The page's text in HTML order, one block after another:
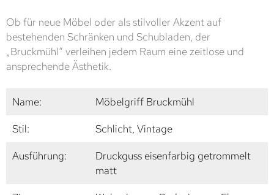
Ob für neue Möbel oder als stilvoller Akzent auf
bestehenden Schränken und Schubladen, der
„Bruckmühl“ verleihen jedem Raum eine zeitlose und
ansprechende Ästhetik.
Name:
Möbelgriff Bruckmühl
Stil:
Schlicht, Vintage
Ausführung:
Druckguss eisenfarbig getrommelt
matt